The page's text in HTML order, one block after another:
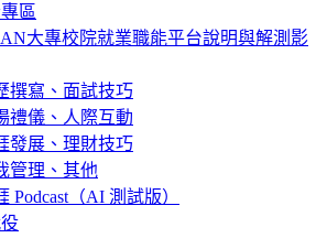
區
大專校院就業職能平台說明與解測影
撰寫、面試技巧
禮儀、人際互動
發展、理財技巧
管理、其他
Podcast（AI 測試版）